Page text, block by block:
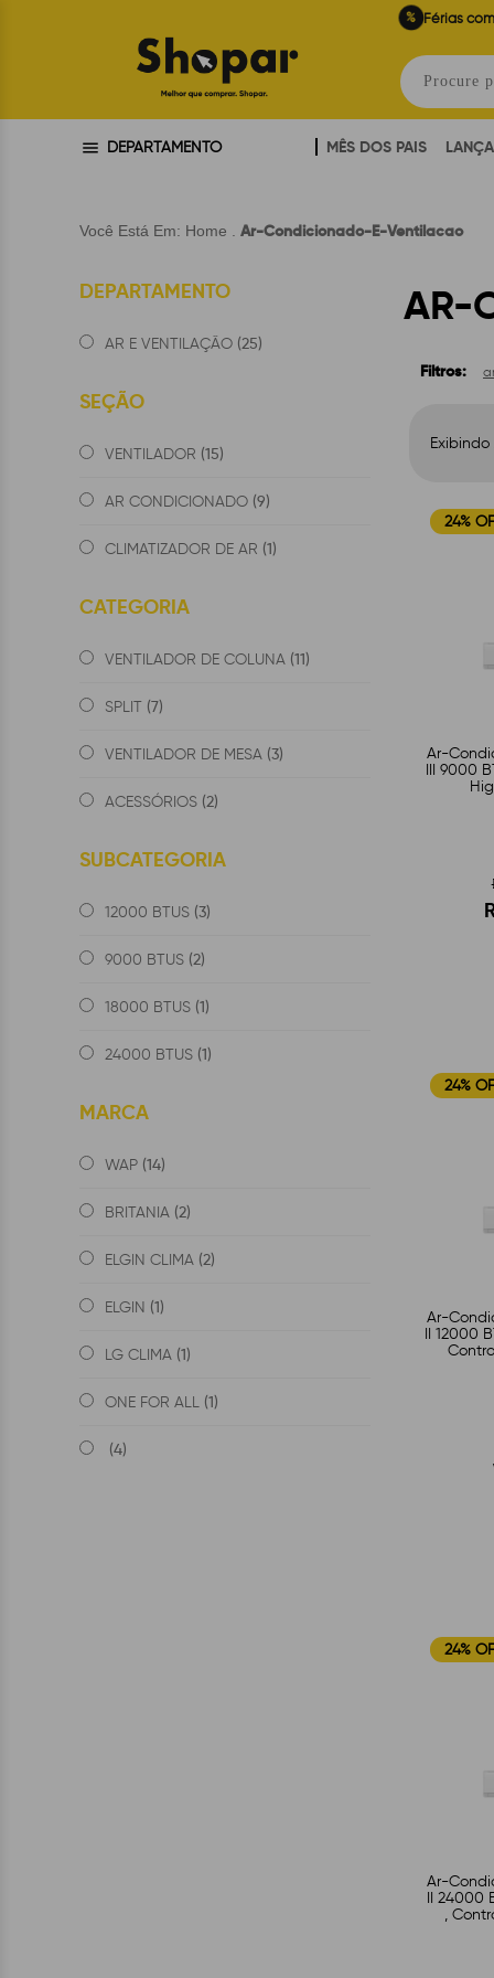
% Férias
DEPARTAMENTO MÊS DOS PAIS
Você Está Em: Home Ar-Condicionado-E-Ventilacao
DEPARTAMENTO
AR E VENTILAÇÃO (25)
SEÇÃO
VENTILADOR (15)
AR CONDICIONADO (9)
CLIMATIZADOR DE AR (1)
CATEGORIA
VENTILADOR DE COLUNA (11)
SPLIT (7)
VENTILADOR DE MESA (3)
ACESSÓRIOS (2)
SUBCATEGORIA
12000 BTUS (3)
9000 BTUS (2)
18000 BTUS (1)
24000 BTUS (1)
MARCA
WAP (14)
BRITANIA (2)
ELGIN CLIMA (2)
ELGIN (1)
LG CLIMA (1)
ONE FOR ALL (1)
(4)
AR-
Filtros:
24%
Ar-
III 9000
24%
Ar-
II 12000
24%
Ar-
II 24000
,